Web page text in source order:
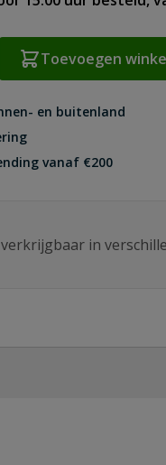
Toevoegen
en buitenland
vanaf €200
in